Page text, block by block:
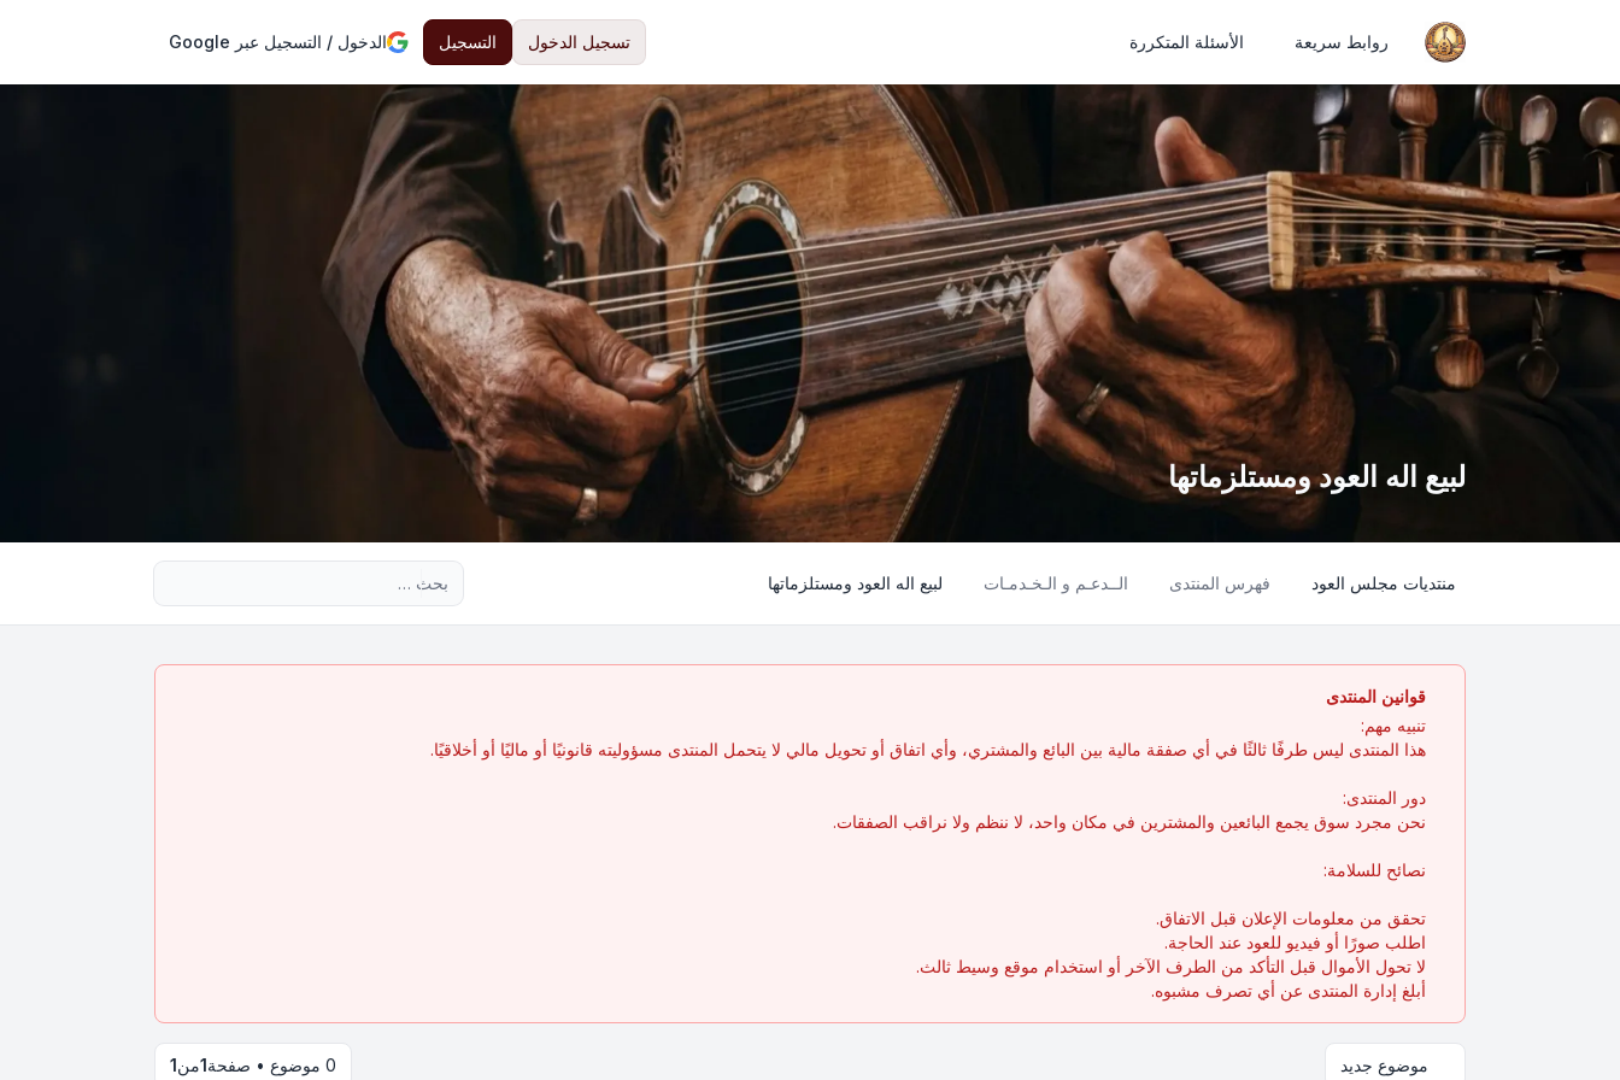
روابط سريعة الأسئلة المتكررة تسجيل الدخول التسجيل الدخول / التسجيل عبر Google
لبيع اله العود ومستلزماتها
منتديات مجلس العود فهرس المنتدى الــدعـم و الـخـدمـات لبيع اله العود ومستلزماتها
قوانين المنتدى
تنبيه مهم:
هذا المنتدى ليس طرفًا ثالثًا في أي صفقة مالية بين البائع والمشتري، وأي اتفاق أو تحويل مالي لا يتحمل المنتدى مسؤوليته قانونيًا أو ماليًا أو أخلاقيًا.
دور المنتدى:
نحن مجرد سوق يجمع البائعين والمشترين في مكان واحد، لا ننظم ولا نراقب الصفقات.
نصائح للسلامة:
تحقق من معلومات الإعلان قبل الاتفاق.
اطلب صورًا أو فيديو للعود عند الحاجة.
لا تحول الأموال قبل التأكد من الطرف الآخر أو استخدام موقع وسيط ثالث.
أبلغ إدارة المنتدى عن أي تصرف مشبوه.
موضوع جديد 0 موضوع • صفحة 1من1